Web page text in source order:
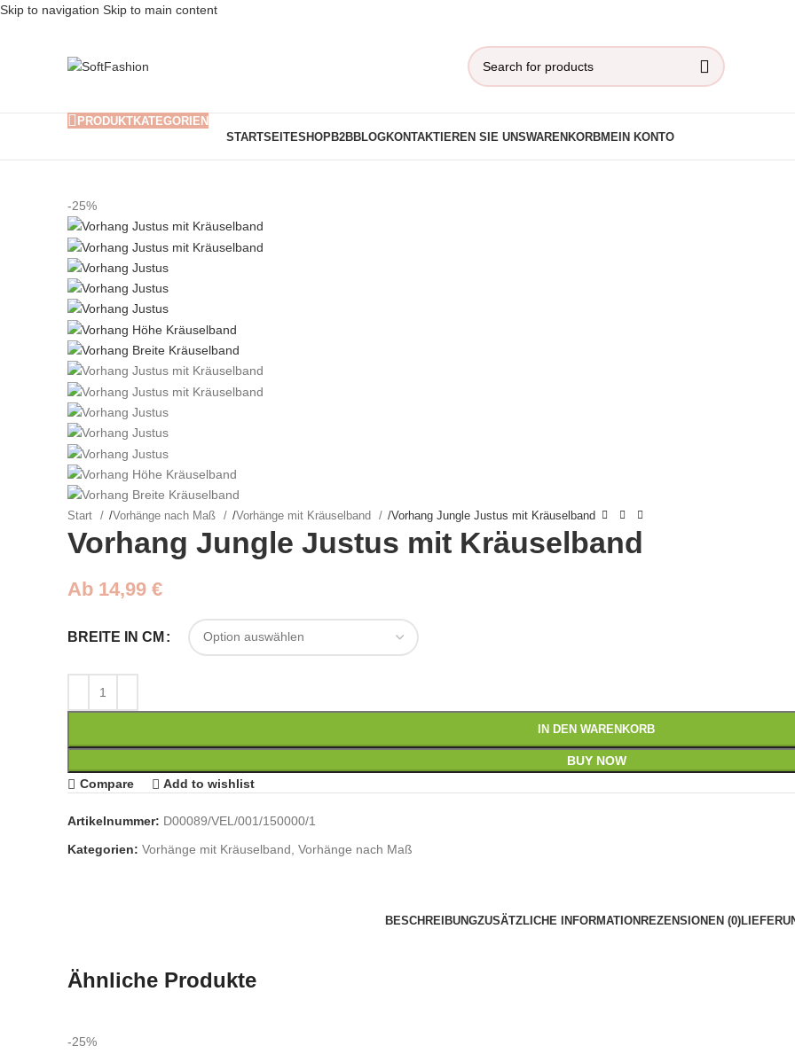
Skip to navigation Skip to main content
PRODUKTKATEGORIEN
STARTSEITESHOPB2BBLOGKONTAKTIEREN SIE UNSWARENKORBMEIN KONTO
-25%
Start /Vorhänge nach Maß /Vorhänge mit Kräuselband /Vorhang Jungle Justus mit Kräuselband
Vorhang Jungle Justus mit Kräuselband
Ab 14,99 €
BREITE IN CM
IN DEN WARENKORB
BUY NOW
Compare
Add to wishlist
Artikelnummer: D00089/VEL/001/150000/1
Kategorien: Vorhänge mit Kräuselband Vorhänge nach Maß
BESCHREIBUNGZUSÄTZLICHE INFORMATION REZENSIONEN (0)
Ähnliche Produkte
-25%